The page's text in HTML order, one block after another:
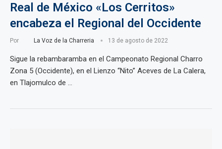
Real de México «Los Cerritos»
encabeza el Regional del Occidente
Por La Voz de la Charreria 13 de agosto de 2022
Sigue la rebambaramba en el Campeonato Regional Charro
Zona 5 (Occidente), en el Lienzo “Nito” Aceves de La Calera,
en Tlajomulco de …